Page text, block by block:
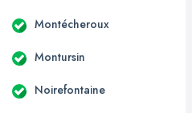
Montécheroux
Montursin
Noirefontaine